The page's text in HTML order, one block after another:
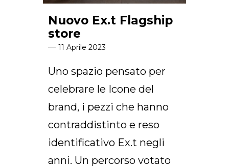
Swing Collection
IT
Nuovo Ex.t Flagship
store
11 Aprile 2023
Uno spazio pensato per
celebrare le Icone del
brand, i pezzi che hanno
contraddistinto e reso
identificativo Ex.t negli
anni. Un percorso votato